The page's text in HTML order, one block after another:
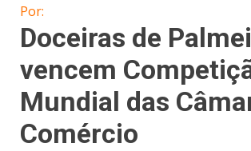
Por:
Doceiras de
vencem
Mundial das
Comércio